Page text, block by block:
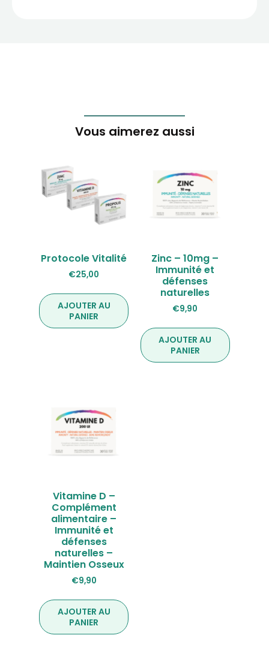
Vous aimerez aussi
Protocole Vitalité
€25,00
AJOUTER AU
PANIER
Zinc – 10mg –
Immunité et
défenses
naturelles
€9,90
AJOUTER AU
PANIER
Vitamine D –
Complément
alimentaire –
Immunité et
défenses
naturelles –
Maintien Osseux
€9,90
AJOUTER AU
PANIER